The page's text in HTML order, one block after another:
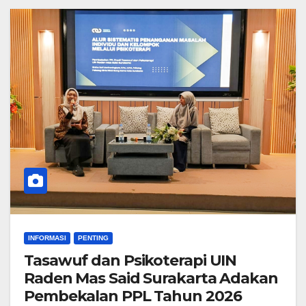
INFORMASI PENTING
Tasawuf dan Psikoterapi UIN
Raden Mas Said Surakarta Adakan
Pembekalan PPL Tahun 2026